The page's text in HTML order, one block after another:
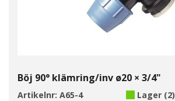
Böj 90° klämring/inv ø20 × 3/4"
Artikelnr: A65-4
Lager (2)